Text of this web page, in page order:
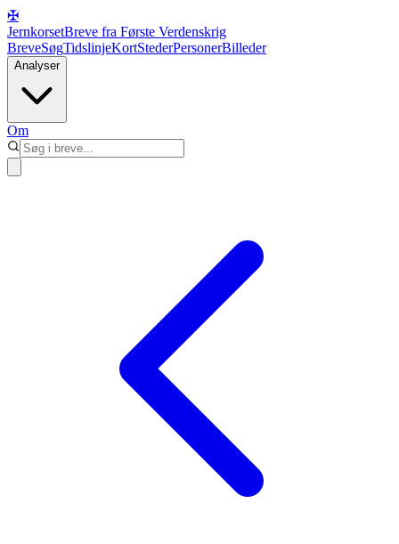
✠
JernkorsetBreve fra Første Verdenskrig
BreveSøgTidslinjeKortStederPersonerBilleder
Analyser
Om